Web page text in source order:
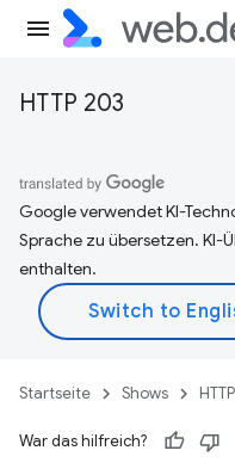
HTTP 203
Google verwendet KI-
Sprache zu übersetzen. KI-
enthalten.
Startseite Shows
War das hilfreich?